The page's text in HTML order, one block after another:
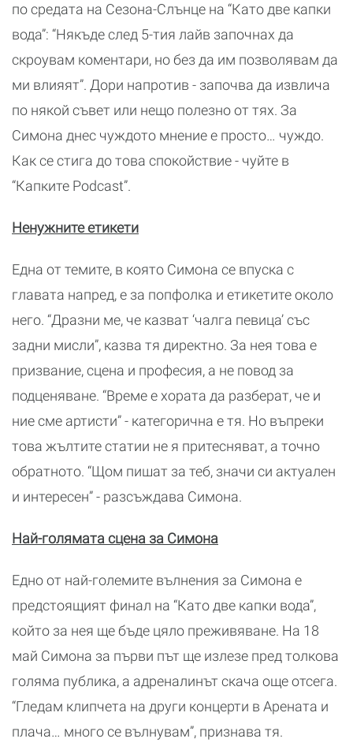
по средата на Сезона-Слънце на “Като две капки
вода”: “Някъде след 5-тия лайв започнах да
скроувам коментари, но без да им позволявам да
ми влияят”. Дори напротив - започва да извлича
по някой съвет или нещо полезно от тях. За
Симона днес чуждото мнение е просто… чуждо.
Как се стига до това спокойствие - чуйте в
“Капките Podcast”.
Ненужните етикети
Една от темите, в която Симона се впуска с
главата напред, е за попфолка и етикетите около
него. “Дразни ме, че казват ‘чалга певица’ със
задни мисли”, казва тя директно. За нея това е
призвание, сцена и професия, а не повод за
подценяване. “Време е хората да разберат, че и
ние сме артисти” - категорична е тя. Но въпреки
това жълтите статии не я притесняват, а точно
обратното. “Щом пишат за теб, значи си актуален
и интересен” - разсъждава Симона.
Най-голямата сцена за Симона
Едно от най-големите вълнения за Симона е
предстоящият финал на “Като две капки вода”,
който за нея ще бъде цяло преживяване. На 18
май Симона за първи път ще излезе пред толкова
голяма публика, а адреналинът скача още отсега.
“Гледам клипчета на други концерти в Арената и
плача… много се вълнувам”, признава тя.